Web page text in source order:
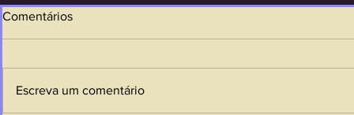
Comentários
Escreva um comentário